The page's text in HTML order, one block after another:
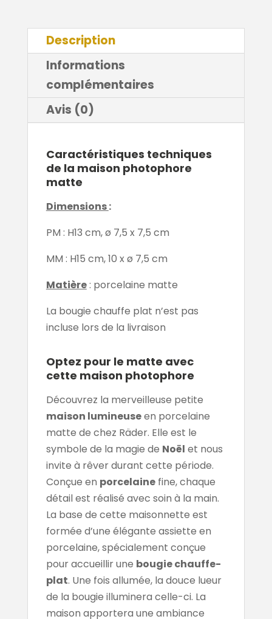
Description
Informations
complémentaires
Avis (0)
Caractéristiques techniques
de la maison photophore
matte
Dimensions:
PM : H13 cm, ø 7,5 x 7,5 cm
MM : H15 cm, 10 x ø 7,5 cm
Matière: porcelaine matte
La bougie chauffe plat n’est pas
incluse lors de la livraison
Optez pour le matte avec
cette maison photophore
Découvrez la merveilleuse petite
maison lumineuseen porcelaine
matte de chez Räder. Elle est le
symbole de la magie de Noël et nous
invite à rêver durant cette période.
Conçue en porcelainefine, chaque
détail est réalisé avec soin à la main.
La base de cette maisonnette est
formée d’une élégante assiette en
porcelaine, spécialement conçue
pour accueillir une bougie chauffe-
plat. Une fois allumée, la douce lueur
de la bougie illuminera celle-ci. La
maison apportera une ambiance